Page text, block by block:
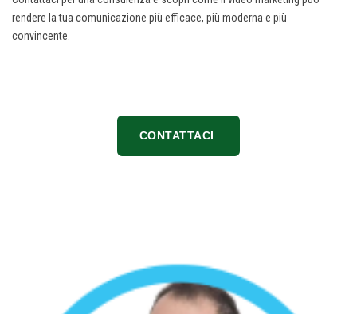
rendere la tua comunicazione più efficace, più moderna e più
convincente.
CONTATTACI